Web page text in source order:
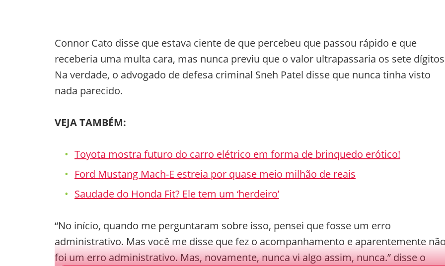
Connor Cato disse que estava ciente de que percebeu que passou rápido e que
receberia uma multa cara, mas nunca previu que o valor ultrapassaria os sete
Na verdade, o advogado de defesa criminal Sneh Patel disse que nunca tinha visto
nada parecido.
VEJA TAMBÉM:
Toyota mostra futuro do carro elétrico em forma de brinquedo erótico!
Ford Mustang Mach-E estreia por quase meio milhão de reais
Saudade do Honda Fit? Ele tem um ‘herdeiro’
“No início, quando me perguntaram sobre isso, pensei que fosse um erro
administrativo. Mas você me disse que fez o acompanhamento e aparentemente
foi um erro administrativo. Mas, novamente, nunca vi algo assim, nunca.” disse o